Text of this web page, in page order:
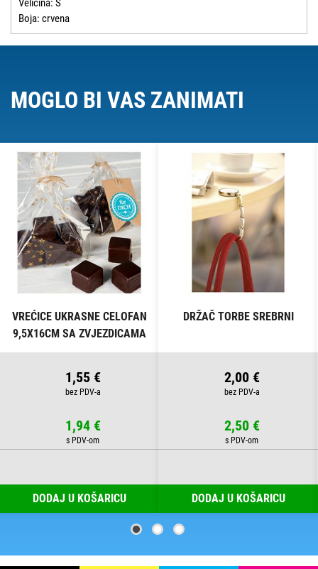
Veličina: S
Boja: crvena
MOGLO BI VAS ZANIMATI
VREĆICE UKRASNE CELOFAN
9,5X16CM SA ZVJEZDICAMA
PK10 HEYDA 20-30892 50
1,55 €
1,94 €
DODAJ U KOŠARICU
DRŽAČ TORBE SREBRNI
2,00 €
2,50 €
DODAJ U KOŠARICU